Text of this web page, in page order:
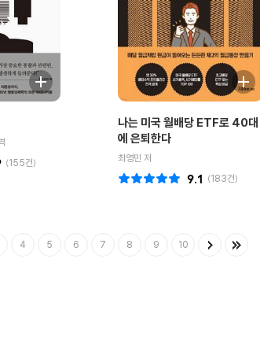
(155건)
나는 미국 월배당 ETF로 40대
에 은퇴한다
최영민 저
(183건)
9.1
4 5 6 7 8 9 10